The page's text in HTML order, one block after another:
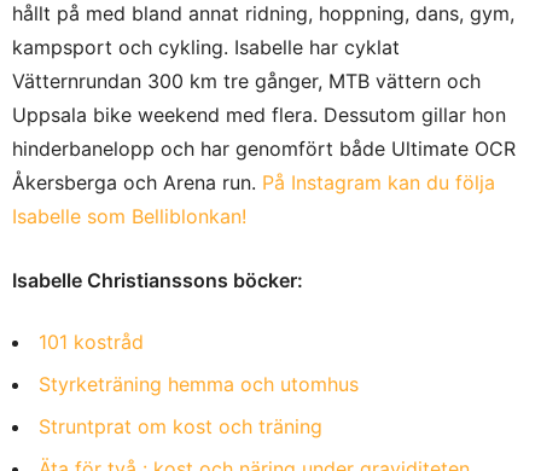
hållt på med bland annat ridning, hoppning, dans, gym,
kampsport och cykling. Isabelle har cyklat
Vätternrundan 300 km tre gånger, MTB vättern och
Uppsala bike weekend med flera. Dessutom gillar hon
hinderbanelopp och har genomfört både Ultimate OCR
Åkersberga och Arena run. På Instagram kan du följa
Isabelle som Belliblonkan!
Isabelle Christianssons böcker:
101 kostråd
Styrketräning hemma och utomhus
Struntprat om kost och träning